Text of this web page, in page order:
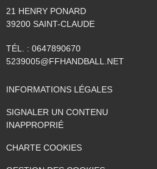
21 HENRY PONARD
39200 SAINT-CLAUDE
TÉL. : 0647890670
5239005@FFHANDBALL.NET
INFORMATIONS LÉGALES
SIGNALER UN CONTENU
INAPPROPRIÉ
CHARTE COOKIES